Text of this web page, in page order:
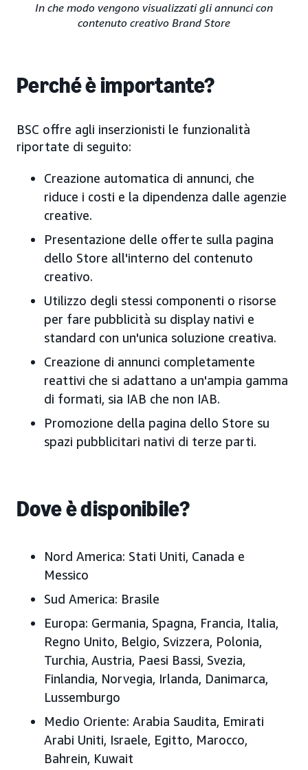
In che modo vengono visualizzati gli annunci con
contenuto creativo Brand Store
Perché è importante?
BSC offre agli inserzionisti le funzionalità
riportate di seguito:
Creazione automatica di annunci, che
riduce i costi e la dipendenza dalle agenzie
creative.
Presentazione delle offerte sulla pagina
dello Store all'interno del contenuto
creativo.
Utilizzo degli stessi componenti o risorse
per fare pubblicità su display nativi e
standard con un'unica soluzione creativa.
Creazione di annunci completamente
reattivi che si adattano a un'ampia gamma
di formati, sia IAB che non IAB.
Promozione della pagina dello Store su
spazi pubblicitari nativi di terze parti.
Dove è disponibile?
Nord America: Stati Uniti, Canada e
Messico
Sud America: Brasile
Europa: Germania, Spagna, Francia, Italia,
Regno Unito, Belgio, Svizzera, Polonia,
Turchia, Austria, Paesi Bassi, Svezia,
Finlandia, Norvegia, Irlanda, Danimarca,
Lussemburgo
Medio Oriente: Arabia Saudita, Emirati
Arabi Uniti, Israele, Egitto, Marocco,
Bahrein, Kuwait